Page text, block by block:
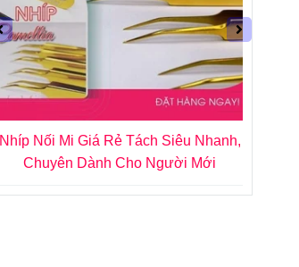
Nhíp Nối Mi Giá Rẻ Tách Siêu Nhanh,
Chuyên Dành Cho Người Mới